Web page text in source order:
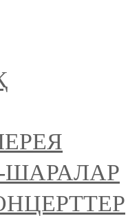
ШАРАЛАР